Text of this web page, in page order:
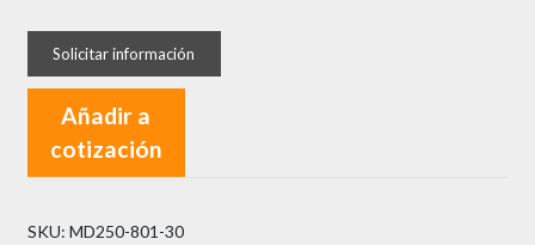
Añadir a
cotización
SKU: MD250-801-30